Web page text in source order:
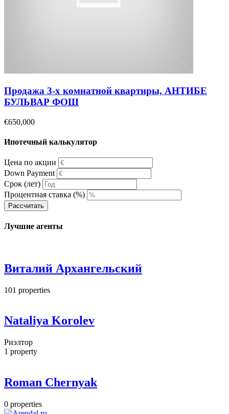
Продажа 3-х комнатной квартиры, АНТИБЕ
БУЛЬВАР ФОШ
€650,000
Ипотечный калькулятор
Цена по акции
Down Payment
Срок (лет)
Процентная ставка (%)
Рассчитать
Лучшие агенты
Виталий Архангельский
101 properties
Nataliya Korolev
Риэлтор
1 property
Roman Chernyak
0 properties